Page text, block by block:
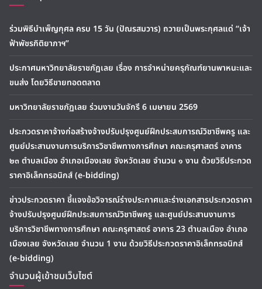
ร่วมพิธีบำเพ็ญกุศล ครบ 15 วัน (ปัณรสมวาร) ถวายเป็นพระกุศลแด่ “เจ้า
ฟ้าพัชรกิติยาภาฯ”
ประกาศมหาวิทยาลัยราชภัฏเลย เรื่อง การจำหน่ายครุภัณฑ์ยานพาหนะและ
ขนส่ง โดยวิธีขายทอดตลาด
มหาวิทยาลัยราชภัฏเลย ร่วมงานวันจักรี 6 เมษายน 2569
ประกวดราคาจ้างก่อสร้างจ้างปรับปรุงศูนย์ฝึกประสบการณ์วิชาชีพครู และ
ศูนย์ประสานงานการบริการวิชาชีพทางการศึกษา คณะครุศาสตร์ อาคาร
๒๓ ตำบลเมือง อำเภอเมืองเลย จังหวัดเลย จำนวน ๑ งาน ด้วยวิธีประกวด
ราคาอิเล็กทรอนิกส์ (e-bidding)
ข่าวประกวดราคา ชี้แจงข้อวิจารณ์ร่างประกาศและร่างเอกสารประกวดราคา
จ้างปรับปรุงศูนย์ฝึกประสบการณ์วิชาชีพครู และศูนย์ประสานงานการ
บริการวิชาชีพทางการศึกษา คณะครุศาสตร์ อาคาร 23 ตำบลเมือง อำเภอ
เมืองเลย จังหวัดเลย จำนวน 1 งาน ด้วยวิธีประกวดราคาอิเล็กทรอนิกส์
(e-bidding)
จำนวนผู้เข้าชมเว็บไซต์